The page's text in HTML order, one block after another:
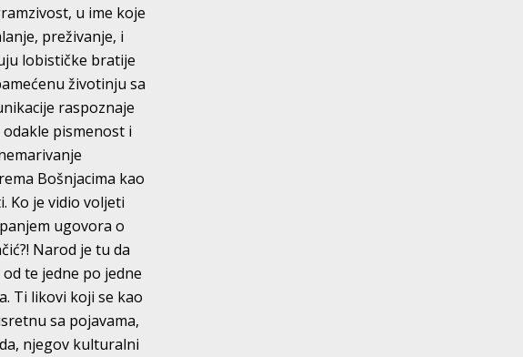
u ime koje
preživanje, i
lobističke bratije
životinju sa
raspoznaje
pismenost i
Bošnjacima kao
Ko je vidio voljeti
ugovora o
Narod je tu da
te jedne po jedne
Ti likovi koji se kao
sa pojavama,
njegov kulturalni